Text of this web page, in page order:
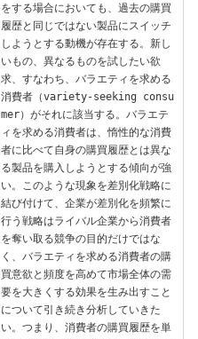
をする場合においても、過去の購買
履歴と同じではない製品にスイッチ
しようとする動機が存在する。新し
いもの、異なるものを試したい欲
求、すなわち、バラエティを求める
消費者（variety-seeking consu
mer）がそれに該当する。バラエテ
ィを求める消費者は、惰性的な消費
者に比べて自身の購買履歴とは異な
る製品を購入しようとする傾向が強
い。このような現象を差別化戦略に
結び付けて、企業が差別化を頻繁に
行う戦略はライバル企業から消費者
を奪い取る競争の目的だけではな
く、バラエティを求める消費者の購
買意欲と頻度を高めて市場全体の需
要を大きくする効果を生み出すこと
について引き続き分析していきた
い。つまり、消費者の購買履歴を単